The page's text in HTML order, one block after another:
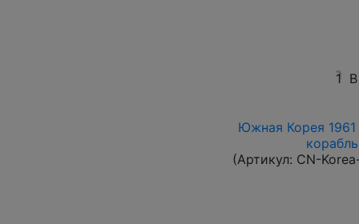
1
Южная Корея 1961
(Артикул: CN-